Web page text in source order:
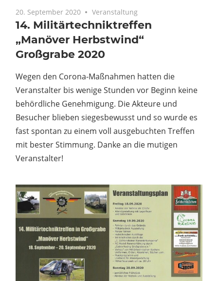
20. September 2020 Veranstaltung
14. Militärtechniktreffen
„Manöver Herbstwind“
Großgrabe 2020
Wegen den Corona-Maßnahmen hatten die
Veranstalter bis wenige Stunden vor Beginn keine
behördliche Genehmigung. Die Akteure und
Besucher blieben siegesbewusst und so wurde es
fast spontan zu einem voll ausgebuchten Treffen
mit bester Stimmung. Danke an die mutigen
Veranstalter!